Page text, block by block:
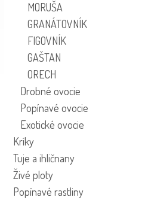
MORUŠA
GRANÁTOVNÍK
FIGOVNÍK
GAŠTAN
ORECH
Drobné ovocie
Popínavé ovocie
Exotické ovocie
Kríky
Tuje a ihličnany
Živé ploty
Popínavé rastliny